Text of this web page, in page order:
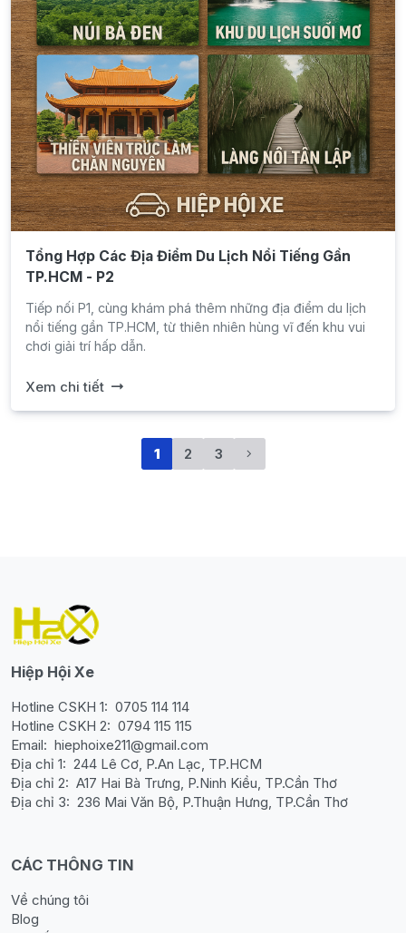
Tổng Hợp Các Địa Điểm Du Lịch Nổi Tiếng Gần
TP.HCM - P2
Tiếp nối P1, cùng khám phá thêm những địa điểm du lịch
nổi tiếng gần TP.HCM, từ thiên nhiên hùng vĩ đến khu vui
chơi giải trí hấp dẫn.
Xem chi tiết
1 2 3
Hiệp Hội Xe
Hotline CSKH 1: 0705 114 114
Hotline CSKH 2: 0794 115 115
Email: hiephoixe211@gmail.com
Địa chỉ 1: 244 Lê Cơ, P.An Lạc, TP.HCM
Địa chỉ 2: A17 Hai Bà Trưng, P.Ninh Kiều, TP.Cần Thơ
Địa chỉ 3: 236 Mai Văn Bộ, P.Thuận Hưng, TP.Cần Thơ
CÁC THÔNG TIN
Về chúng tôi
Blog